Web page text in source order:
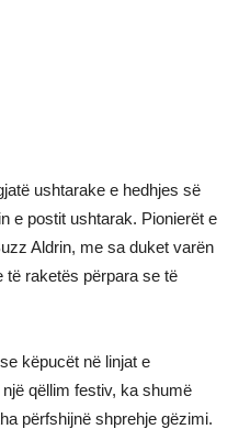
ushtarake e hedhjes së
e postit ushtarak. Pionierët e
Aldrin, me sa duket varën
raketës përpara se të
këpucët në linjat e
qëllim festiv, ka shumë
përfshijnë shprehje gëzimi.